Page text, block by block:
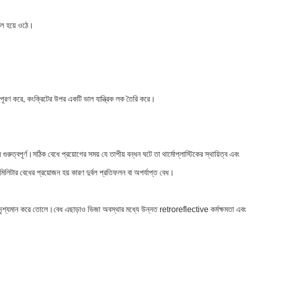
হয়ে ওঠে।
করে, কংক্রিটের উপর একটি ভাল যান্ত্রিক লক তৈরি করে।
বেধে প্রয়োগের সময় যে তাপীয় বন্ধন ঘটে তা থার্মোপ্লাস্টিকের স্থায়িত্ব এবং
বেধের প্রয়োজন হয় কারণ দুর্বল প্রতিফলন বা অপর্যাপ্ত বেধ।
দৃশ্যমান করে তোলে।বেধ এছাড়াও ভিজা অবস্থার মধ্যে উন্নত retroreflective কর্মক্ষমতা এবং